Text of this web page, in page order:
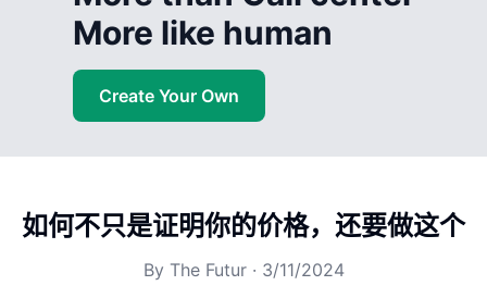
More like human
Create Your Own
如何不只是证明你的价格，还要做这个
By The Futur· 3/11/2024